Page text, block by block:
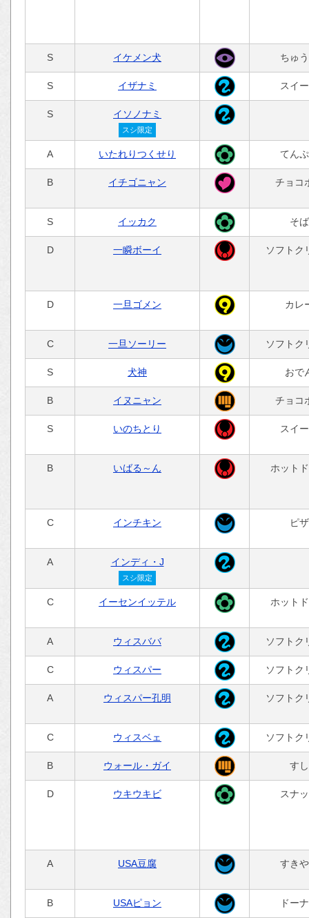
S イケメン犬 ちゅ
S イザナミ スイ
S イソノナミ
スシ限定
A いたれりつくせり てん
B イチゴニャン チョコ
S イッカク そば
D 一瞬ボーイ ソフトク
D 一旦ゴメン カレ
C 一旦ソーリー ソフトク
S 犬神 おで
B イヌニャン チョコ
S いのちとり スイ
B いばる～ん ホット
C インチキン ピザ
A インディ・J
スシ限定
C イーセンイッテル ホット
A ウィスババ ソフトク
C ウィスパー ソフトク
A ウィスパー孔明 ソフトク
C ウィスベェ ソフトク
B ウォール・ガイ すし
D ウキウキビ スナ
A USA豆腐 すき
B USAピョン ドー